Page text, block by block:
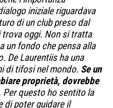
iniziale riguardava
di un club preso dal
oggi. Non si tratta
un fondo che pensa alla
De Laurentiis ha una
di tifosi nel mondo. Se un
proprietà, dovrebbe
Per questo ho sentito la
di poter guidare il